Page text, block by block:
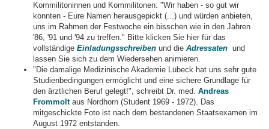
Kommilitoninnen und Kommilitonen: "Wir haben - so gut wir
konnten - Eure Namen herausgepickt (...) und würden anbieten,
uns im Rahmen der Festwoche ein bisschen wie in den Jahren
'86, '91 und '94 zu treffen." Bitte klicken Sie hier für das
vollständige Einladungsschreiben und die Adressaten und
lassen Sie sich zu dem Wiedersehen animieren.
"Die damalige Medizinische Akademie Lübeck hat uns sehr gute
Studienbedingungen ermöglicht und eine sichere Grundlage für
den ärztlichen Beruf gelegt!", schreibt Dr. med. Andreas
Frommoltaus Nordhorn (Student 1969 - 1972). Das
mitgeschickte Foto ist nach dem bestandenen Staatsexamen im
August 1972 entstanden.